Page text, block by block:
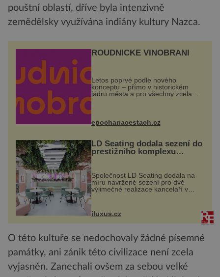
pouštní oblastí, dříve byla intenzivně
zemědělsky využívána indiány kultury Nazca.
ROUDNICKÉ VINOBRANÍ
Letos poprvé podle nového
konceptu – přímo v historickém
jádru města a pro všechny zcela
zdarma. Hlavní program se
náměstí. Návštěvníci se mohou těšit
na víno, burčák, pes...
epochanacestach.cz
LD Seating dodala sezení do
prestižního komplexu
MediaCityUK v Salfordu
Společnost LD Seating dodala na
míru navržené sezení pro dvě
výjimečné realizace kanceláří v
areálu MediaCityUK v anglickém
Tower a Orange Tower. Komplex
budov Media...
iluxus.cz
O této kultuře se nedochovaly žádné písemné
památky, ani zánik této civilizace není zcela
vyjasněn. Zanechali ovšem za sebou velké